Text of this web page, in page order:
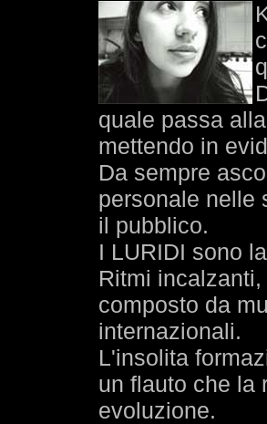
quale passa
mettendo in
Da sempre
personale nelle
il pubblico.
I LURIDI sono
Ritmi
composto da
internazionali.
L'insolita
un flauto che la
evoluzione.